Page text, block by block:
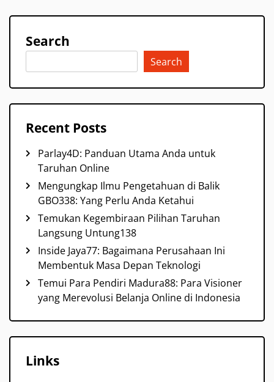
Search
Search
Recent Posts
Parlay4D: Panduan Utama Anda untuk
Taruhan Online
Mengungkap Ilmu Pengetahuan di Balik
GBO338: Yang Perlu Anda Ketahui
Temukan Kegembiraan Pilihan Taruhan
Langsung Untung138
Inside Jaya77: Bagaimana Perusahaan Ini
Membentuk Masa Depan Teknologi
Temui Para Pendiri Madura88: Para Visioner
yang Merevolusi Belanja Online di Indonesia
Links